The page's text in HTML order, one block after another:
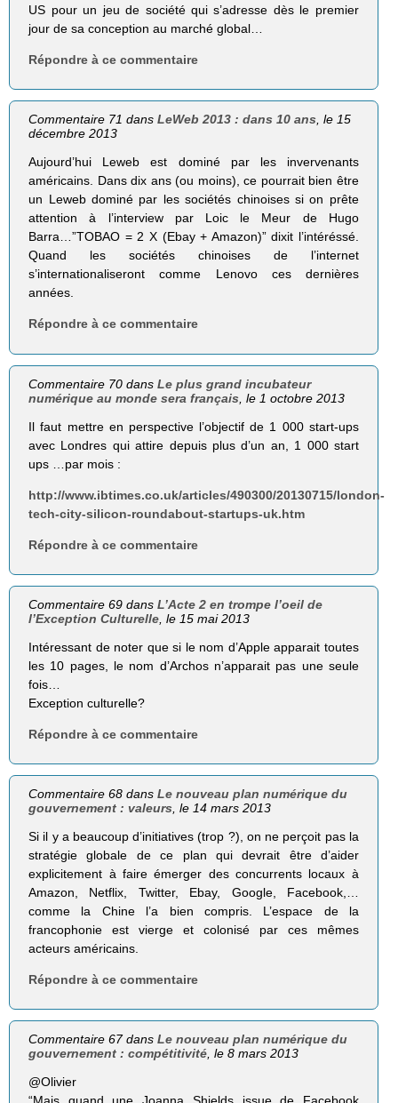
US pour un jeu de société qui s’adresse dès le premier
jour de sa conception au marché global…
Répondre à ce commentaire
Commentaire 71 dansLeWeb 2013 : dans 10 ans, le 15
décembre 2013
Aujourd’hui Leweb est dominé par les invervenants
américains. Dans dix ans (ou moins), ce pourrait bien être
un Leweb dominé par les sociétés chinoises si on prête
attention à l’interview par Loic le Meur de Hugo
Barra…”TOBAO = 2 X (Ebay + Amazon)” dixit l’intéréssé.
Quand les sociétés chinoises de l’internet
s’internationaliseront comme Lenovo ces dernières
années.
Répondre à ce commentaire
Commentaire 70 dansLe plus grand incubateur
numérique au monde sera français , le 1 octobre 2013
Il faut mettre en perspective l’objectif de 1 000 start-ups
avec Londres qui attire depuis plus d’un an, 1 000 start
ups …par mois :
http://www.ibtimes.co.uk/articles/490300/20130715/london-
tech-city-silicon-roundabout-startups-uk.htm
Répondre à ce commentaire
Commentaire 69 dansL’Acte 2 en trompe l’oeil de
l’Exception Culturelle , le 15 mai 2013
Intéressant de noter que si le nom d’Apple apparait toutes
les 10 pages, le nom d’Archos n’apparait pas une seule
fois…
Exception culturelle?
Répondre à ce commentaire
Commentaire 68 dansLe nouveau plan numérique du
gouvernement : valeurs , le 14 mars 2013
Si il y a beaucoup d’initiatives (trop ?), on ne perçoit pas la
stratégie globale de ce plan qui devrait être d’aider
explicitement à faire émerger des concurrents locaux à
Amazon, Netflix, Twitter, Ebay, Google, Facebook,…
comme la Chine l’a bien compris. L’espace de la
francophonie est vierge et colonisé par ces mêmes
acteurs américains.
Répondre à ce commentaire
Commentaire 67 dansLe nouveau plan numérique du
gouvernement : compétitivité, le 8 mars 2013
@Olivier